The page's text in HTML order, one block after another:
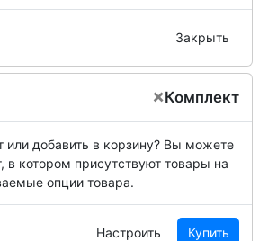
Закрыть
×Комплект
или добавить в корзину? Вы можете
в котором присутствуют товары на
опции товара.
Настроить Купить